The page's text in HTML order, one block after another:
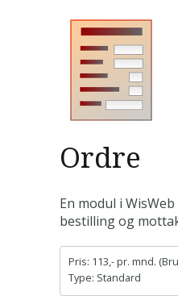
Ordre
En modul i
bestilling og
Pris: 113,- pr. mnd.
Type: Standard